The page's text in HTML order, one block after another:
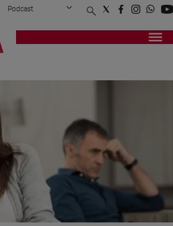
Podcast